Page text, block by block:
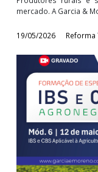
Módulo 7 |
contexto do
Produtores
mercado. A Garcia